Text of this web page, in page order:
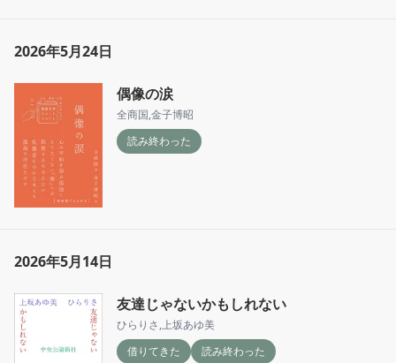
2026年5月24日
偶像の涙
全商国,金子博昭
読み終わった
2026年5月14日
友達じゃないかもしれない
ひらりさ,上坂あゆ美
借りてきた
読み終わった